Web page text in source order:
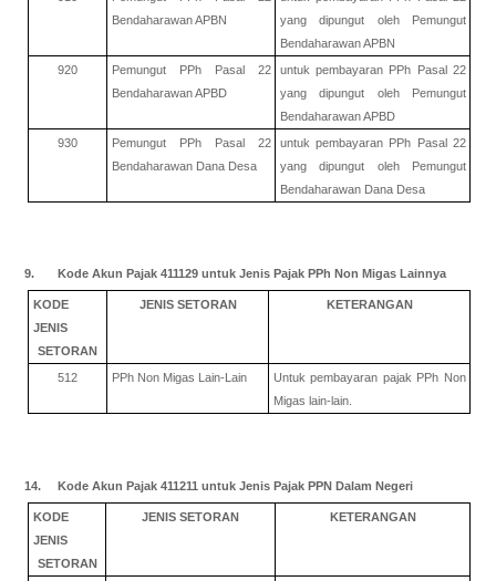
Bendaharawan APBN
yang dipungut oleh Pemungut
Bendaharawan APBN
920
Pemungut PPh Pasal 22
Bendaharawan APBD
untuk pembayaran PPh Pasal 22
yang dipungut oleh Pemungut
Bendaharawan APBD
930
Pemungut PPh Pasal 22
Bendaharawan Dana Desa
untuk pembayaran PPh Pasal 22
yang dipungut oleh Pemungut
Bendaharawan Dana Desa
9. Kode Akun Pajak 411129 untuk Jenis Pajak PPh Non Migas Lainnya
KODE
JENIS
SETORAN
JENIS SETORAN KETERANGAN
512 PPh Non Migas Lain-Lain
Untuk pembayaran pajak PPh Non
Migas lain-lain.
14. Kode Akun Pajak 411211 untuk Jenis Pajak PPN Dalam Negeri
KODE
JENIS
SETORAN
JENIS SETORAN KETERANGAN